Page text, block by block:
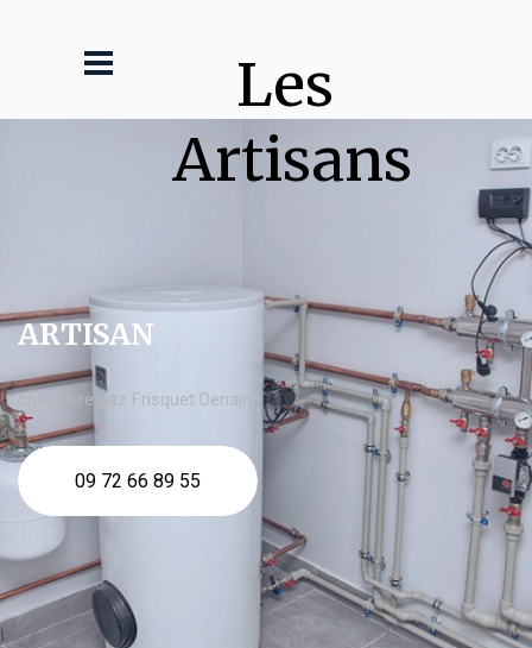
Les
Artisans
ARTISAN
chaudière gaz Frisquet Denain
09 72 66 89 55